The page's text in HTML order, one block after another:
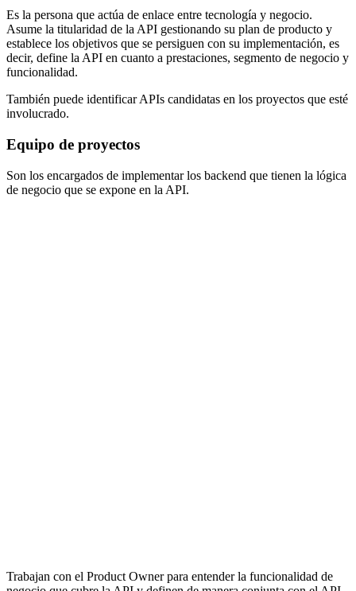
Es la persona que actúa de enlace entre tecnología y negocio.
Asume la titularidad de la API gestionando su plan de producto y
establece los objetivos que se persiguen con su implementación, es
decir, define la API en cuanto a prestaciones, segmento de negocio y
funcionalidad.
También puede identificar APIs candidatas en los proyectos que esté
involucrado.
Equipo de proyectos
Son los encargados de implementar los backend que tienen la lógica
de negocio que se expone en la API.
Trabajan con el Product Owner para entender la funcionalidad de